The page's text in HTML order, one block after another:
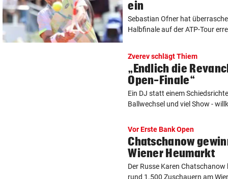
ein
Sebastian Ofner hat
Halbfinale auf der ATP-Tour
Zverev schlägt Thiem
„Endlich die
Open-Finale“
Ein DJ statt einem
Ballwechsel und viel Show -
Vor Erste Bank Open
Chatschanow
Wiener Heumarkt
Der Russe Karen
rund 1.500 Zuschauern am